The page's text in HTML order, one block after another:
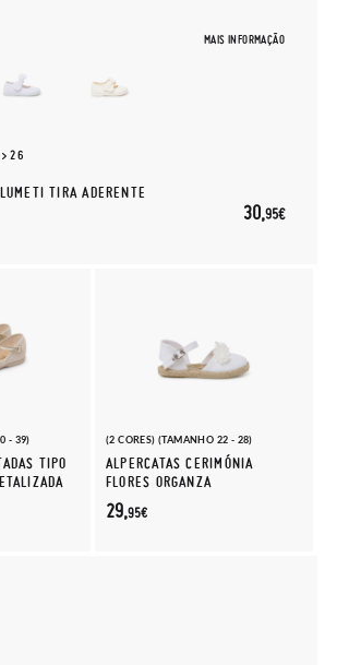
MAIS INFORMAÇÃO
26
TIRA ADERENTE
30,95€
- 39)
TIPO
(2 CORES) (TAMANHO 22 - 28)
ALPERCATAS CERIMÓNIA
FLORES ORGANZA
29,95€